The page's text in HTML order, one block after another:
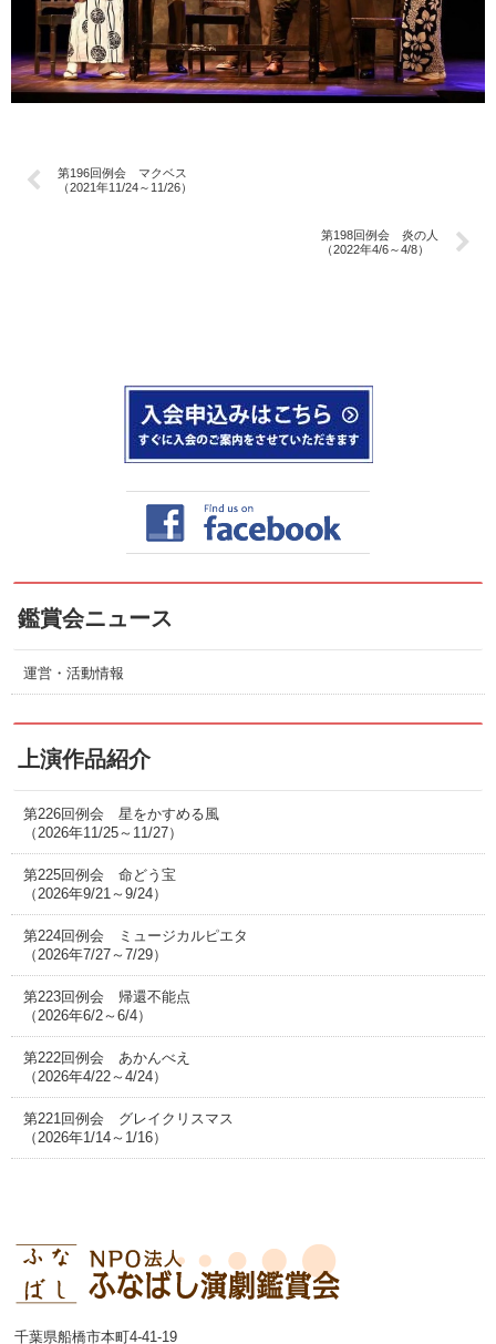
第196回例会 マクベス
（2021年11/24～11/26）
第198回例会 炎の人
（2022年4/6～4/8）
鑑賞会ニュース
運営・活動情報
上演作品紹介
第226回例会 星をかすめる風
（2026年11/25～11/27）
第225回例会 命どう宝
（2026年9/21～9/24）
第224回例会 ミュージカルピエタ
（2026年7/27～7/29）
第223回例会 帰還不能点
（2026年6/2～6/4）
第222回例会 あかんべえ
（2026年4/22～4/24）
第221回例会 グレイクリスマス
（2026年1/14～1/16）
千葉県船橋市本町4-41-19